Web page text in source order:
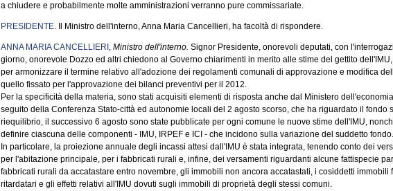
a chiudere e probabilmente molte amministrazioni verranno pure commissariate.
PRESIDENTE. Il Ministro dell'interno, Anna Maria Cancellieri, ha facoltà di rispondere.
ANNA MARIA CANCELLIERI , Ministro dell'interno. Signor Presidente, onorevoli deputati, con
giorno, onorevole Dozzo ed altri chiedono al Governo chiarimenti in merito alle stime del gettito
per armonizzare il termine relativo all'adozione dei regolamenti comunali di approvazione e modifica
quello fissato per l'approvazione dei bilanci preventivi per il 2012.
Per la specificità della materia, sono stati acquisiti elementi di risposta anche dal Ministero
seguito della Conferenza Stato-città ed autonomie locali del 2 agosto scorso, che ha riguardato il fondo
riequilibrio, il successivo 6 agosto sono state pubblicate per ogni comune le nuove stime dell'IMU,
definire ciascuna delle componenti - IMU, IRPEF e ICI - che incidono sulla variazione del suddetto fondo.
In particolare, la proiezione annuale degli incassi attesi dall'IMU è stata integrata, tenendo conto dei
per l'abitazione principale, per i fabbricati rurali e, infine, dei versamenti riguardanti alcune fattispecie
fabbricati rurali da accatastare entro novembre, gli immobili non ancora accatastati, i cosiddetti immobili
ritardatari e gli effetti relativi all'IMU dovuti sugli immobili di proprietà degli stessi comuni.